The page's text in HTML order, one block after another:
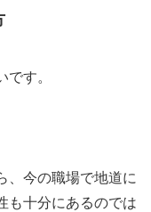
す。
、今の職場で地道に
も十分にあるのでは